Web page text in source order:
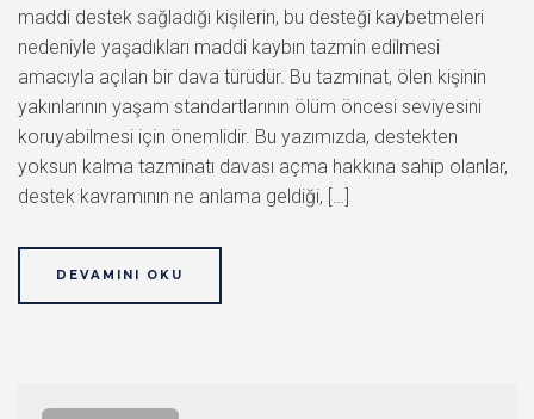
maddi destek sağladığı kişilerin, bu desteği kaybetmeleri
nedeniyle yaşadıkları maddi kaybın tazmin edilmesi
amacıyla açılan bir dava türüdür. Bu tazminat, ölen kişinin
yakınlarının yaşam standartlarının ölüm öncesi seviyesini
koruyabilmesi için önemlidir. Bu yazımızda, destekten
yoksun kalma tazminatı davası açma hakkına sahip olanlar,
destek kavramının ne anlama geldiği, […]
DEVAMINI OKU